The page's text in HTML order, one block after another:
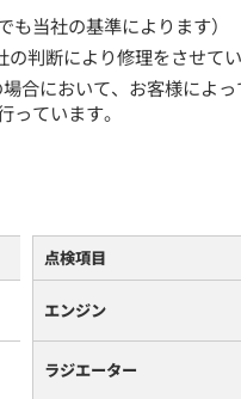
当社の基準によります）
判断により修理をさせて
合において、お客様によ
ています。
点検項目
エンジン
ラジエーター